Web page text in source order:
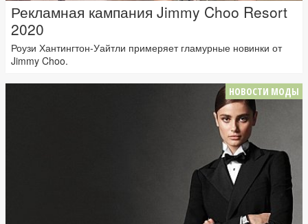
Рекламная кампания Jimmy Choo Resort
2020
Роузи Хантингтон-Уайтли примеряет гламурные новинки от
Jimmy Choo.
НОВОСТИ МОДЫ